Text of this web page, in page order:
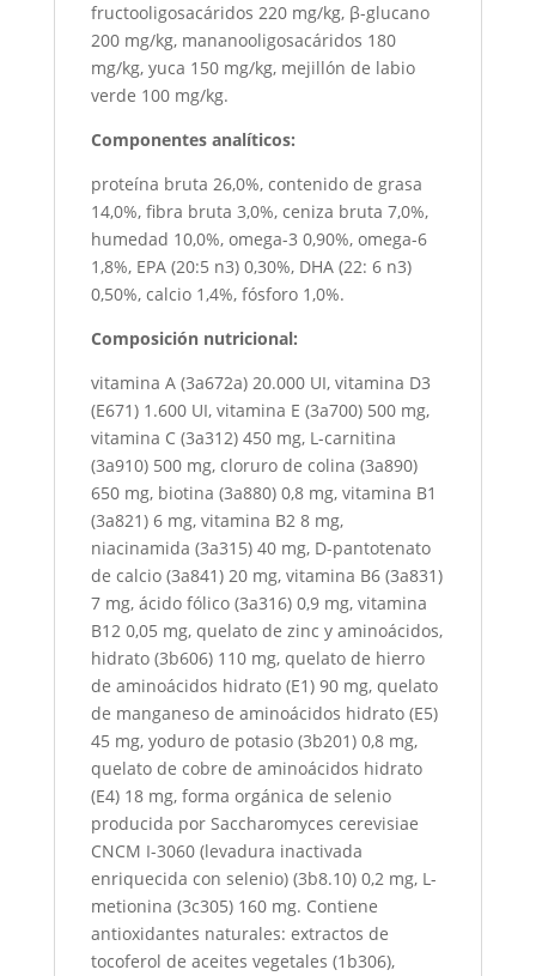
fructooligosacáridos 220 mg/kg, β-glucano
200 mg/kg, mananooligosacáridos 180
mg/kg, yuca 150 mg/kg, mejillón de labio
verde 100 mg/kg.
Componentes analíticos:
proteína bruta 26,0%, contenido de grasa
14,0%, fibra bruta 3,0%, ceniza bruta 7,0%,
humedad 10,0%, omega-3 0,90%, omega-6
1,8%, EPA (20:5 n3) 0,30%, DHA (22: 6 n3)
0,50%, calcio 1,4%, fósforo 1,0%.
Composición nutricional:
vitamina A (3a672a) 20.000 UI, vitamina D3
(E671) 1.600 UI, vitamina E (3a700) 500 mg,
vitamina C (3a312) 450 mg, L-carnitina
(3a910) 500 mg, cloruro de colina (3a890)
650 mg, biotina (3a880) 0,8 mg, vitamina B1
(3a821) 6 mg, vitamina B2 8 mg,
niacinamida (3a315) 40 mg, D-pantotenato
de calcio (3a841) 20 mg, vitamina B6 (3a831)
7 mg, ácido fólico (3a316) 0,9 mg, vitamina
B12 0,05 mg, quelato de zinc y aminoácidos,
hidrato (3b606) 110 mg, quelato de hierro
de aminoácidos hidrato (E1) 90 mg, quelato
de manganeso de aminoácidos hidrato (E5)
45 mg, yoduro de potasio (3b201) 0,8 mg,
quelato de cobre de aminoácidos hidrato
(E4) 18 mg, forma orgánica de selenio
producida por Saccharomyces cerevisiae
CNCM I-3060 (levadura inactivada
enriquecida con selenio) (3b8.10) 0,2 mg, L-
metionina (3c305) 160 mg. Contiene
antioxidantes naturales: extractos de
tocoferol de aceites vegetales (1b306),